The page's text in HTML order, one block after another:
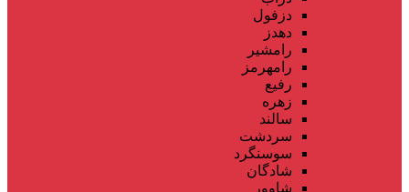
دزفول
دهدز
رامشیر
رامهرمز
رفیع
زهره
سالند
سردشت
سوسنگرد
شادگان
شاوور